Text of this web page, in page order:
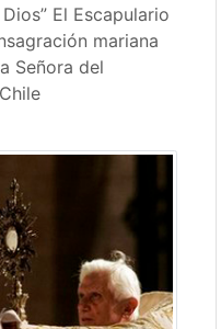
El Escapulario
mariana
Señora del